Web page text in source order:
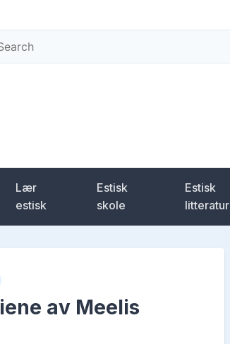
Lær
estisk
Estisk
skole
Estisk
litteratur
av Meelis